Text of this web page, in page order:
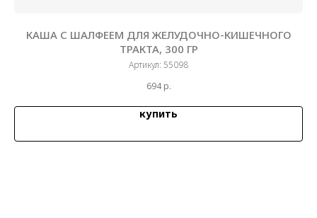
КАША С ШАЛФЕЕМ ДЛЯ ЖЕЛУДОЧНО-КИШЕЧНОГО
ТРАКТА, 300 ГР
Артикул: 55098
694 р.
купить